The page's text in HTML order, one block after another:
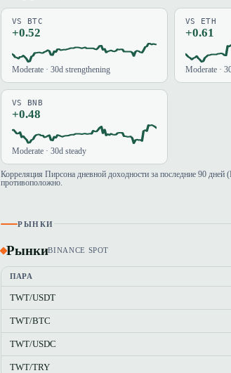
VS BTC
+0.52
Moderate · 30d strengthening
VS ETH
+0.61
Moderate ·
VS BNB
+0.48
Moderate · 30d steady
Корреляция Пирсона дневной доходности за последние 90
противоположно.
РЫНКИ
РынкиBINANCE SPOT
ПАРА
TWT/USDT
TWT/BTC
TWT/USDC
TWT/TRY